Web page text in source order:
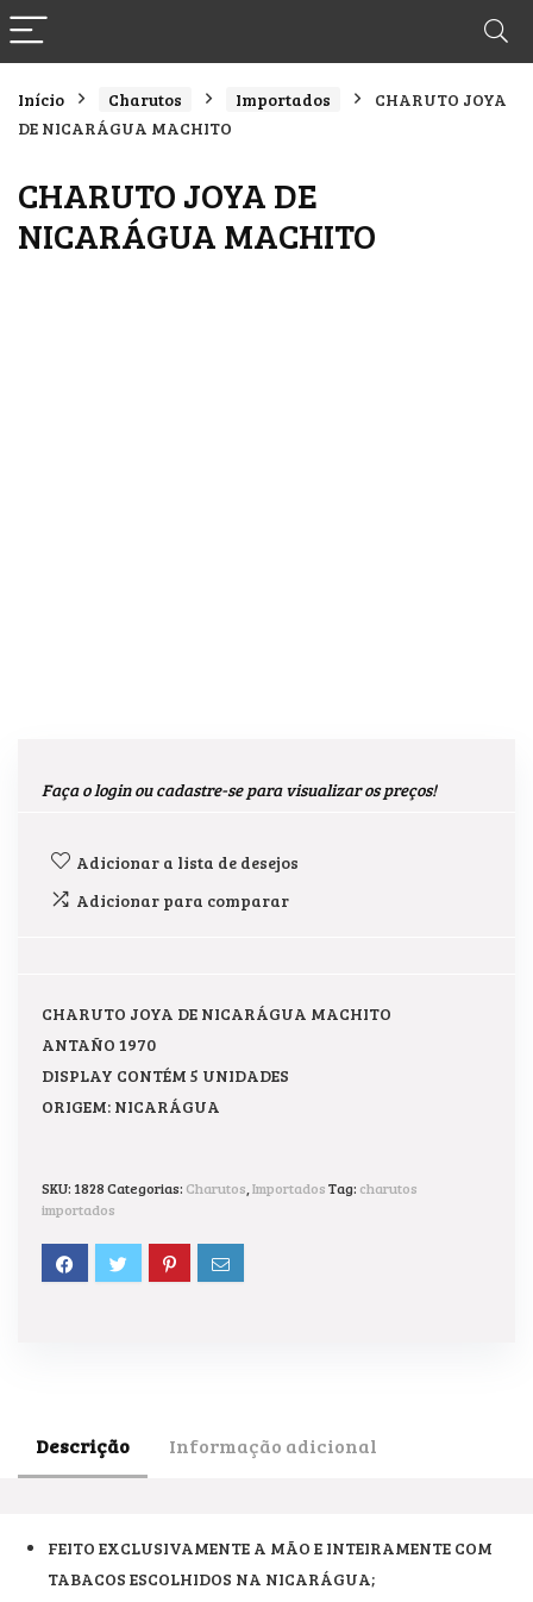
Início Charutos Importados
CHARUTO JOYA
DE NICARÁGUA MACHITO
CHARUTO JOYA DE
NICARÁGUA MACHITO
Faça o login ou cadastre-se para visualizar os preços!
Adicionar a lista de desejos
Adicionar para comparar
CHARUTO JOYA DE NICARÁGUA MACHITO
ANTAÑO 1970
DISPLAY CONTÉM 5 UNIDADES
ORIGEM: NICARÁGUA
SKU: 1828Categorias: Charutos ImportadosTag: charutos
importados
Descrição Informação adicional
FEITO EXCLUSIVAMENTE A MÃO E INTEIRAMENTE COM
TABACOS ESCOLHIDOS NA NICARÁGUA;